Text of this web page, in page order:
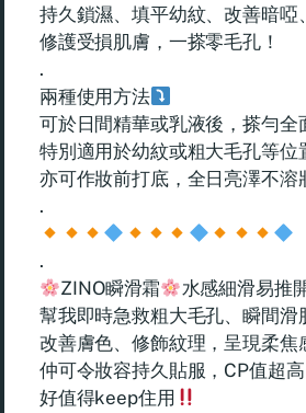
持久鎖濕、填平幼紋、改善暗啞、
修護受損肌膚，一搽零毛孔！
.
兩種使用方法
可於日間精華或乳液後，搽勻全
特別適用於幼紋或粗大毛孔等位
亦可作妝前打底，全日亮澤不溶
.
.
ZINO瞬滑霜
水感細滑易推
幫我即時急救粗大毛孔、瞬間滑
改善膚色、修飾紋理，呈現柔焦
仲可令妝容持久貼服，CP值超高
好值得keep住用